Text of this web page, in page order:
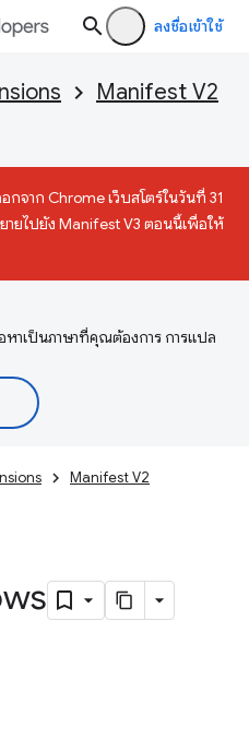
ลงชื่อเข้าใช้
Manifest V2
จาก Chrome เว็บสโตร์ในวันที่ 31
ยไปยัง Manifest V3 ตอนนี้เพื่อให้
หาเป็นภาษาที่คุณต้องการ การแปล
Manifest V2